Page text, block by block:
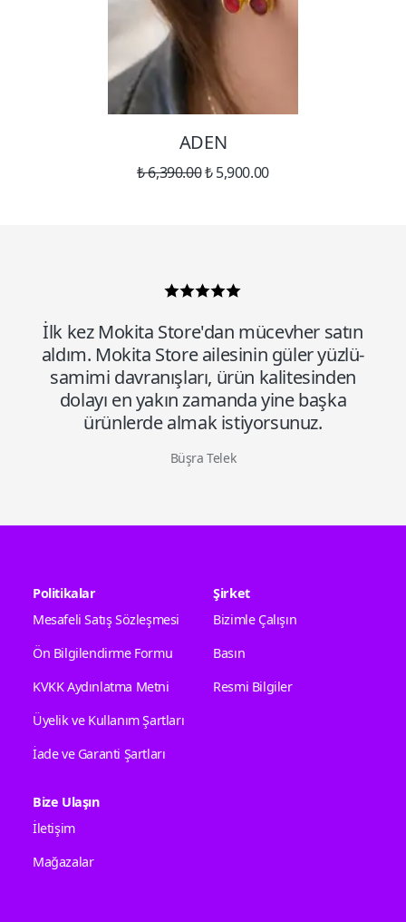
ADEN
₺ 6,390.00₺ 5,900.00
İlk kez Mokita Store'dan mücevher satın
aldım. Mokita Store ailesinin güler yüzlü-
samimi davranışları, ürün kalitesinden
dolayı en yakın zamanda yine başka
ürünlerde almak istiyorsunuz.
Büşra Telek
Politikalar
Mesafeli Satış Sözleşmesi
Ön Bilgilendirme Formu
KVKK Aydınlatma Metni
Üyelik ve Kullanım Şartları
İade ve Garanti Şartları
Şirket
Bizimle Çalışın
Basın
Resmi Bilgiler
Bize Ulaşın
İletişim
Mağazalar